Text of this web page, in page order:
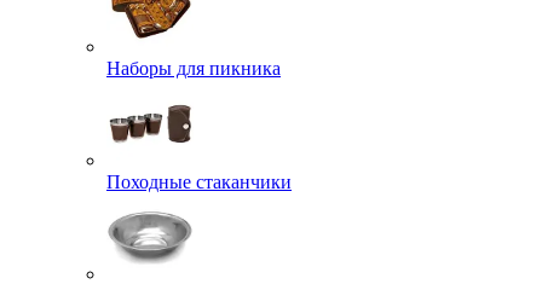
Наборы для пикника
Походные стаканчики